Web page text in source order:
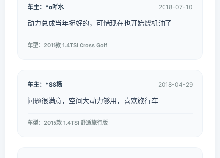
车主：*o吖水 2018-07-10
动力总成当年挺好的，可惜现在也开始烧机油了
车型：2011款 1.4TSI Cross Golf
车主：*SS杨 2018-04-29
问题很满意，空间大动力够用，喜欢旅行车
车型：2015款 1.4TSI 舒适旅行版